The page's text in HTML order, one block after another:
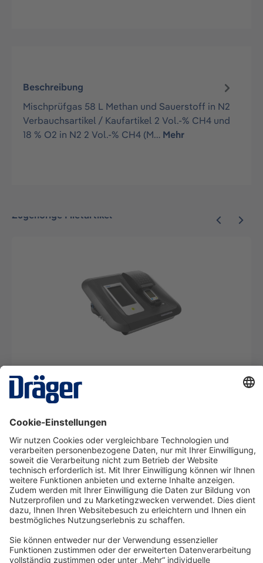
Beschreibung
Mischprüfgas 58 L Methan und Sauerstoff in N2
Verbauchsartikel / Kaufartikel 2 Vol.-% CH4 und
18 % O2 in N2 2 Vol.-% CH4 (M… Mehr
Zugehörige Mietartikel
X-dock Set 5300 für die X-am 2/5x00 Serie
SRM08911
Ab € 22,31* pro Tag
Details
Technology